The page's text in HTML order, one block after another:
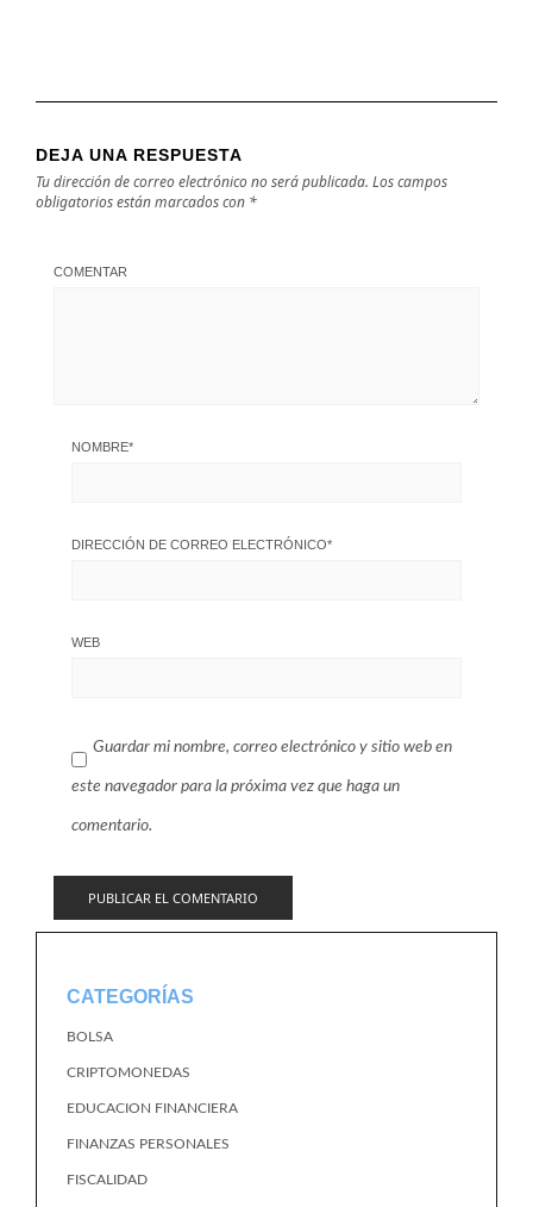
DEJA UNA RESPUESTA
Tu dirección de correo electrónico no será publicada. Los campos
obligatorios están marcados con *
COMENTAR
NOMBRE*
DIRECCIÓN DE CORREO ELECTRÓNICO*
WEB
Guardar mi nombre, correo electrónico y sitio web en
este navegador para la próxima vez que haga un
comentario.
CATEGORÍAS
BOLSA
CRIPTOMONEDAS
EDUCACION FINANCIERA
FINANZAS PERSONALES
FISCALIDAD